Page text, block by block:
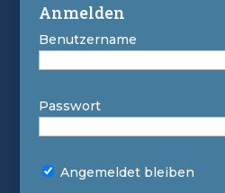
Anmelden
Benutzername
Passwort
Angemeldet bleiben